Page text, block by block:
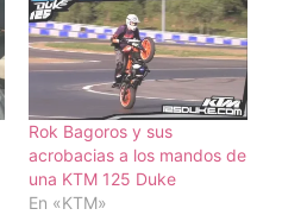
Rok Bagoros y sus
acrobacias a los mandos de
una KTM 125 Duke
En «KTM»